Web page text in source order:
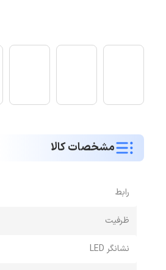
مشخصات کالا
رابط
ظرفیت
نشانگر LED